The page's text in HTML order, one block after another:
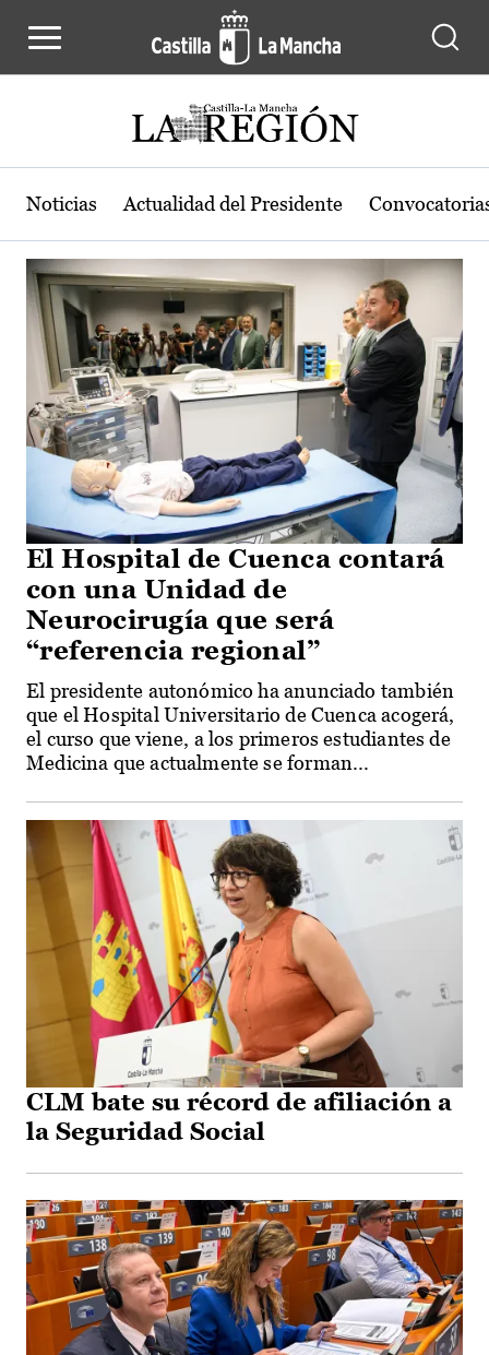
Actualidad de la región de Castilla-
Noticias Actualidad del Presidente
El Hospital de Cuenca contará
con una Unidad de
Neurocirugía que será
“referencia regional”
El presidente autonómico ha anunciado también
que el Hospital Universitario de Cuenca acogerá,
el curso que viene, a los primeros estudiantes de
Medicina que actualmente se forman...
CLM bate su récord de afiliación a
la Seguridad Social